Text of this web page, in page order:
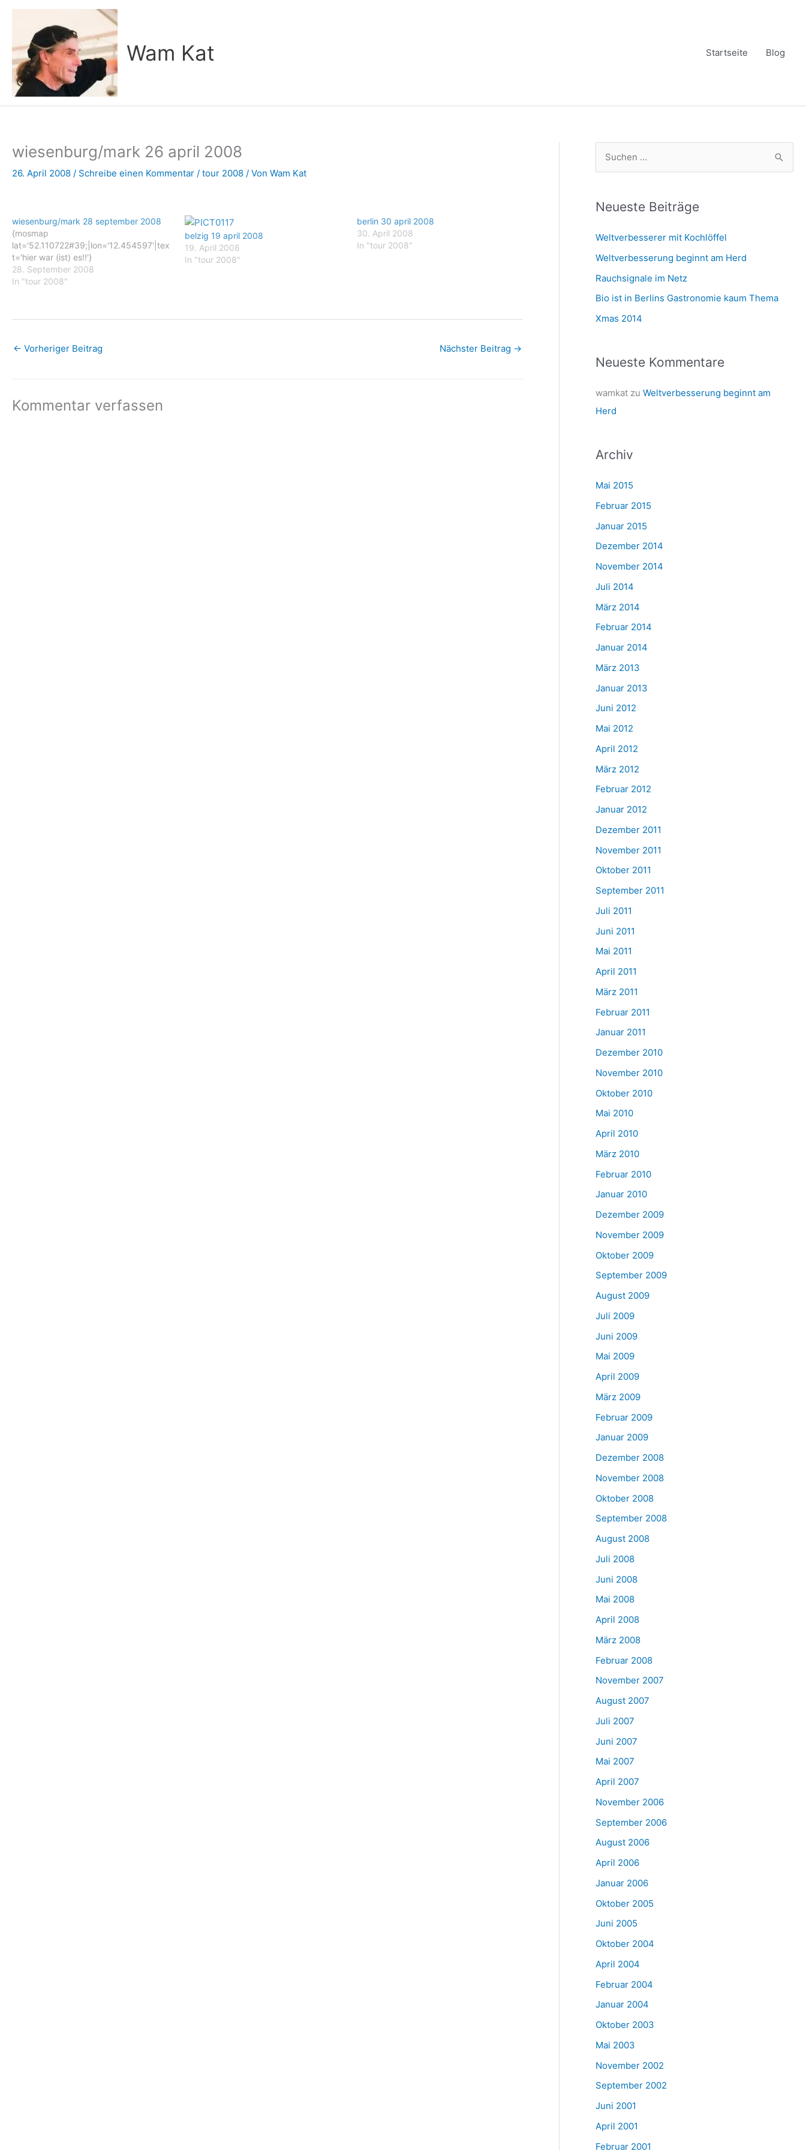
Zum
springen
Wam Kat Startseite Blog
wiesenburg/mark 26 april 2008
26. April 2008 / Schreibe einen Kommentar / tour 2008 / Von Wam Kat
wiesenburg/mark 28 september 2008
{mosmap
lat='52.110722#39;|lon='12.454597'|tex
t='hier war (ist) es!!'}
28. September 2008
In "tour 2008"
belzig 19 april 2008
19. April 2008
In "tour 2008"
berlin 30 april 2008
30. April 2008
In "tour 2008"
← Vorheriger Beitrag Nächster Beitrag →
Kommentar verfassen
h
n
n
a
c
h
Neueste Beiträge
Weltverbesserer mit Kochlöffel
Weltverbesserung beginnt am Herd
Rauchsignale im Netz
Bio ist in Berlins Gastronomie kaum Thema
Xmas 2014
Neueste Kommentare
wamkatzu Weltverbesserung beginnt am
Herd
Archiv
Mai 2015
Februar 2015
Januar 2015
Dezember 2014
November 2014
Juli 2014
März 2014
Februar 2014
Januar 2014
März 2013
Januar 2013
Juni 2012
Mai 2012
April 2012
März 2012
Februar 2012
Januar 2012
Dezember 2011
November 2011
Oktober 2011
September 2011
Juli 2011
Juni 2011
Mai 2011
April 2011
März 2011
Februar 2011
Januar 2011
Dezember 2010
November 2010
Oktober 2010
Mai 2010
April 2010
März 2010
Februar 2010
Januar 2010
Dezember 2009
November 2009
Oktober 2009
September 2009
August 2009
Juli 2009
Juni 2009
Mai 2009
April 2009
März 2009
Februar 2009
Januar 2009
Dezember 2008
November 2008
Oktober 2008
September 2008
August 2008
Juli 2008
Juni 2008
Mai 2008
April 2008
März 2008
Februar 2008
November 2007
August 2007
Juli 2007
Juni 2007
Mai 2007
April 2007
November 2006
September 2006
August 2006
April 2006
Januar 2006
Oktober 2005
Juni 2005
Oktober 2004
April 2004
Februar 2004
Januar 2004
Oktober 2003
Mai 2003
November 2002
September 2002
Juni 2001
April 2001
Februar 2001